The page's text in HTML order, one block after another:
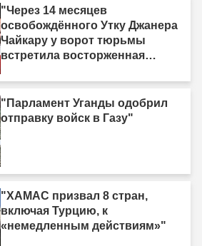
должна быть принесена в
жертву»"
"Через 14 месяцев
освобождённого Утку Джанера
Чайкару у ворот тюрьмы
встретила восторженная
"Парламент Уганды одобрил
отправку войск в Газу"
"ХАМАС призвал 8 стран,
включая Турцию, к
«немедленным действиям»"